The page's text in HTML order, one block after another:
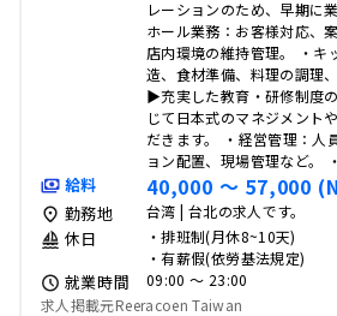
レーションのため、早期に
ホール業務：お客様対応、
店内環境の維持管理。 ・キ
造、食材準備、料理の調理
▶充実した教育・研修制度
じて日本式のマネジメント
だきます。 ・経営管理：人
ョン配置、現場管理など。
給料 40,000 〜 57,000
勤務地 台湾 | 台北の求人です。
休日
・排班制(月休8~10天)
・有薪假(依勞基法規定)
就業時間
09:00 〜 23:00
求人掲載元Reeracoen Taiwan